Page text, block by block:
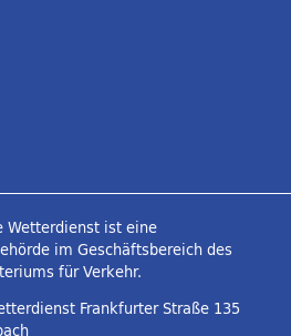
Wetterdienst ist eine
im Geschäftsbereich des
für Verkehr.
Frankfurter Straße 135